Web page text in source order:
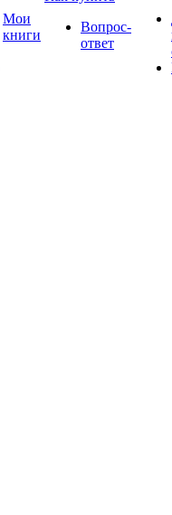
Мои
книги
Вопрос-
ответ